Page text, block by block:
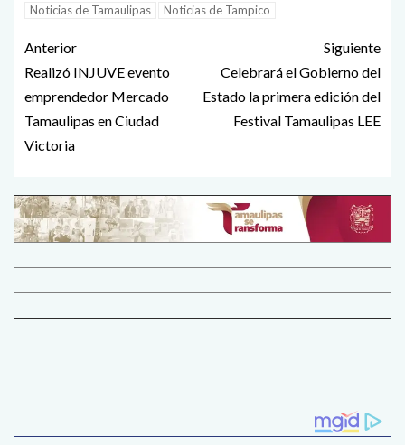
Noticias de Tamaulipas Noticias de Tampico
Anterior
Realizó INJUVE evento
emprendedor Mercado
Tamaulipas en Ciudad
Victoria
Siguiente
Celebrará el Gobierno del
Estado la primera edición del
Festival Tamaulipas LEE